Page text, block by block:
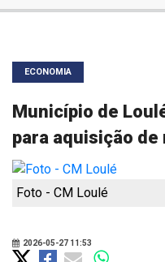
ECONOMIA
Município de
para aquisição de
Foto - CM Loulé
2026-05-27 11:53